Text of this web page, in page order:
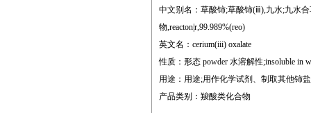
中文别名：草酸铈;草酸铈(ⅲ),九水;九水
物,reacton|r,99.989%(reo)
英文名：cerium(iii) oxalate
性质：形态 powder 水溶解性;insoluble in
用途：用途;用作化学试剂、制取其他铈
产品类别：羧酸类化合物